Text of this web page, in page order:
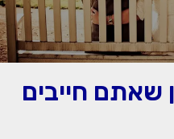
שאתם חייבים